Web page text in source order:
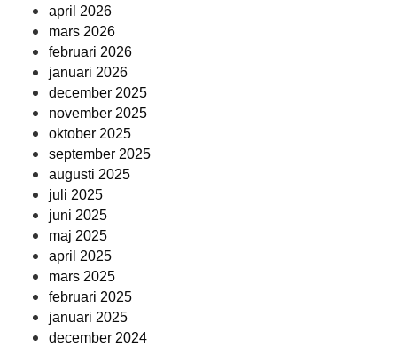
april 2026
mars 2026
februari 2026
januari 2026
december 2025
november 2025
oktober 2025
september 2025
augusti 2025
juli 2025
juni 2025
maj 2025
april 2025
mars 2025
februari 2025
januari 2025
december 2024